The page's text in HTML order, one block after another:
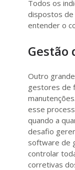
Todos os
dispostos de
entender o
Gestão
Outro
gestores de
esse
quando a
desafio
software de
controlar
corretivas